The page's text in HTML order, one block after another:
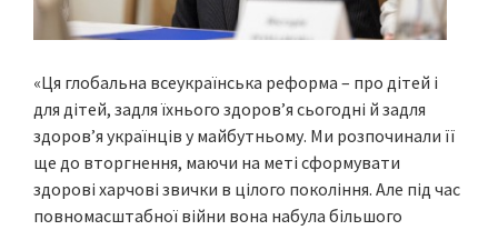
«Ця глобальна всеукраїнська реформа – про дітей і
для дітей, задля їхнього здоров’я сьогодні й задля
здоров’я українців у майбутньому. Ми розпочинали її
ще до вторгнення, маючи на меті сформувати
здорові харчові звички в цілого покоління. Але під час
повномасштабної війни вона набула більшого